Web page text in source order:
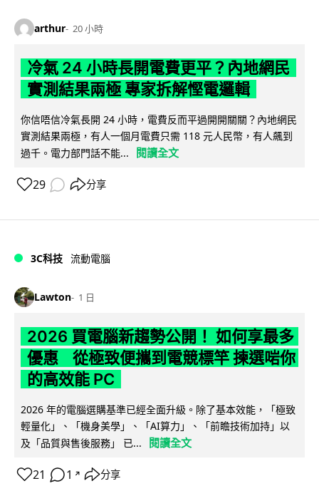
arthur 20 小時
冷氣 24 小時長開電費更平？內地網民
實測結果兩極 專家拆解慳電邏輯
你信唔信冷氣長開 24 小時，電費反而平過開開關關？內地網民
實測結果兩極，有人一個月電費只需 118 元人民幣，有人飆到
過千。電力部門話不能...
閱讀全文
29 分享
3C科技 流動電腦
Lawton 1 日
2026 買電腦新趨勢公開！ 如何享最多
優惠 從極致便攜到電競標竿 揀選啱你
的高效能 PC
2026 年的電腦選購基準已經全面升級。除了基本效能，「極致
輕量化」、「機身美學」、「AI算力」、「前瞻技術加持」以
及「品質與售後服務」 已...
閱讀全文
21 1 ↗ 分享